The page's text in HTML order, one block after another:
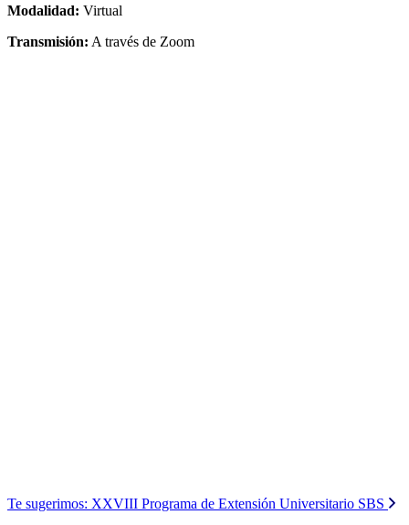
Modalidad: Virtual
Transmisión: A través de Zoom
Te sugerimos: XXVIII Programa de Extensión Universitario SBS